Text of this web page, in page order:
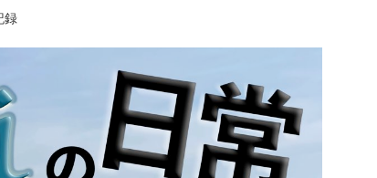
録